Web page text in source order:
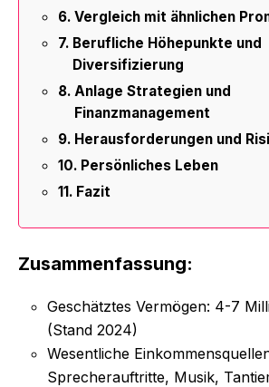
Vergleich mit ähnlichen
Berufliche Höhepunkte und
Diversifizierung
Anlage Strategien und
Finanzmanagement
Herausforderungen und
Persönliches Leben
Fazit
Zusammenfassung:
Geschätztes Vermögen: 4-7
(Stand 2024)
Wesentliche
Sprecherauftritte, Musik,